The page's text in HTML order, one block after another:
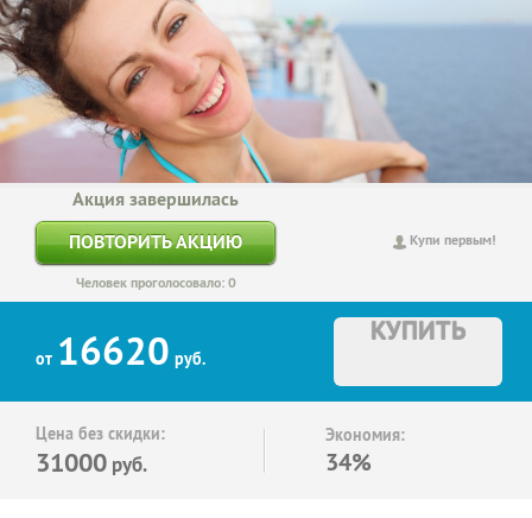
Купи первым!
Акция завершилась
ПОВТОРИТЬ АКЦИЮ
Человек проголосовало: 0
от 16620 руб.
КУПИТЬ
Цена без скидки:
31000 руб.
Экономия:
34%